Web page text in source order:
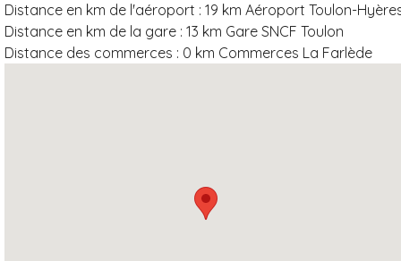
Distance en km de l'aéroport : 19 km Aéroport Toulon-
Distance en km de la gare : 13 km Gare SNCF Toulon
Distance des commerces : 0 km Commerces La Farlède